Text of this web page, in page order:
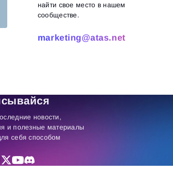
найти свое место в нашем
сообществе.
marketing@atas.net
новости,
и полезные материалы
себя способом